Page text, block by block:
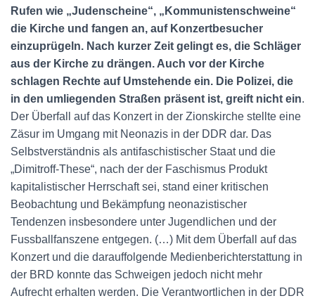
Rufen wie „Judenscheine“, „Kommunistenschweine“
die Kirche und fangen an, auf Konzertbesucher
einzuprügeln. Nach kurzer Zeit gelingt es, die Schläger
aus der Kirche zu drängen. Auch vor der Kirche
schlagen Rechte auf Umstehende ein. Die Polizei, die
in den umliegenden Straßen präsent ist, greift nicht ein.
Der Überfall auf das Konzert in der Zionskirche stellte eine
Zäsur im Umgang mit Neonazis in der DDR dar. Das
Selbstverständnis als antifaschistischer Staat und die
„Dimitroff-These“, nach der der Faschismus Produkt
kapitalistischer Herrschaft sei, stand einer kritischen
Beobachtung und Bekämpfung neonazistischer
Tendenzen insbesondere unter Jugendlichen und der
Fussballfanszene entgegen. (…) Mit dem Überfall auf das
Konzert und die darauffolgende Medienberichterstattung in
der BRD konnte das Schweigen jedoch nicht mehr
Aufrecht erhalten werden. Die Verantwortlichen in der DDR